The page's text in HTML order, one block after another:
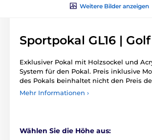
Weitere Bilder anzeigen
Sportpokal GL16 | Golf
Exklusiver Pokal mit Holzsockel und
System für den Pokal. Preis inklusive
des Pokals beinhaltet nicht den Preis
Mehr Informationen ›
Wählen Sie die Höhe aus: